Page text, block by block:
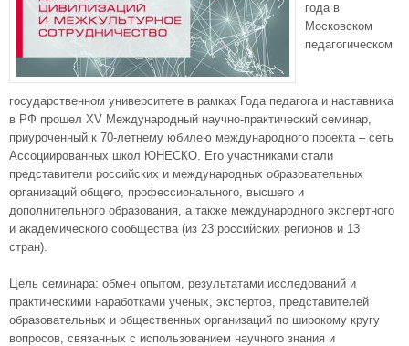
года в
Московском
педагогическом
государственном университете в рамках Года педагога и наставника
в РФ прошел XV Международный научно-практический семинар,
приуроченный к 70-летнему юбилею международного проекта – сеть
Ассоциированных школ ЮНЕСКО. Его участниками стали
представители российских и международных образовательных
организаций общего, профессионального, высшего и
дополнительного образования, а также международного экспертного
и академического сообщества (из 23 российских регионов и 13
стран).
Цель семинара: обмен опытом, результатами исследований и
практическими наработками ученых, экспертов, представителей
образовательных и общественных организаций по широкому кругу
вопросов, связанных с использованием научного знания и